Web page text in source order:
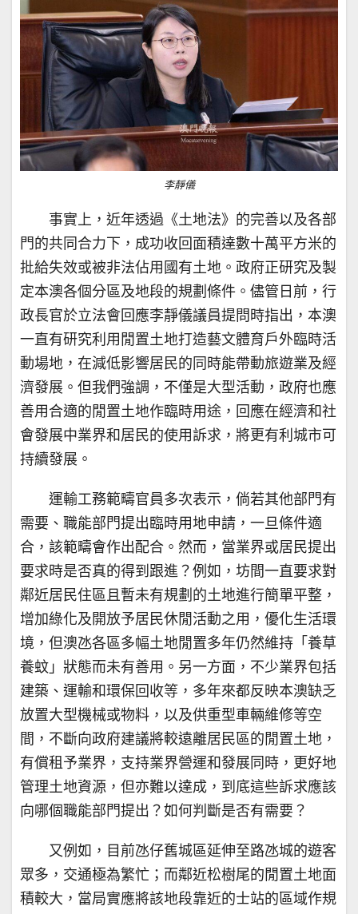
李靜儀
事實上，近年透過《土地法》的完善以及各部
門的共同合力下，成功收回面積達數十萬平方米的
批給失效或被非法佔用國有土地。政府正研究及製
定本澳各個分區及地段的規劃條件。儘管日前，行
政長官於立法會回應李靜儀議員提問時指出，本澳
一直有研究利用閒置土地打造藝文體育戶外臨時活
動場地，在減低影響居民的同時能帶動旅遊業及經
濟發展。但我們強調，不僅是大型活動，政府也應
善用合適的閒置土地作臨時用途，回應在經濟和社
會發展中業界和居民的使用訴求，將更有利城市可
持續發展。
運輸工務範疇官員多次表示，倘若其他部門有
需要、職能部門提出臨時用地申請，一旦條件適
合，該範疇會作出配合。然而，當業界或居民提出
要求時是否真的得到跟進？例如，坊間一直要求對
鄰近居民住區且暫未有規劃的土地進行簡單平整，
增加綠化及開放予居民休閒活動之用，優化生活環
境，但澳氹各區多幅土地閒置多年仍然維持「養草
養蚊」狀態而未有善用。另一方面，不少業界包括
建築、運輸和環保回收等，多年來都反映本澳缺乏
放置大型機械或物料，以及供重型車輛維修等空
間，不斷向政府建議將較遠離居民區的閒置土地，
有償租予業界，支持業界營運和發展同時，更好地
管理土地資源，但亦難以達成，到底這些訴求應該
向哪個職能部門提出？如何判斷是否有需要？
又例如，目前氹仔舊城區延伸至路氹城的遊客
眾多，交通極為繁忙；而鄰近松樹尾的閒置土地面
積較大，當局實應將該地段靠近的士站的區域作規